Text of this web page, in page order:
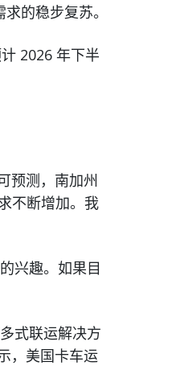
的稳步复苏。
2026 年下半
预测，南加州
不断增加。我
兴趣。如果目
式联运解决方
，美国卡车运